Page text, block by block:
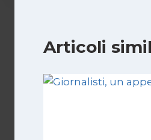
Articoli